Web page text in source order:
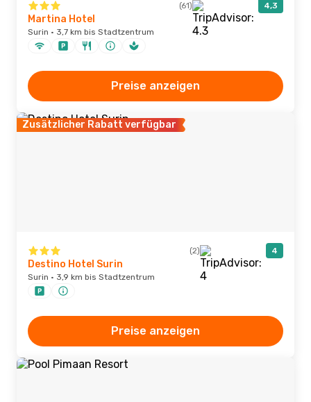
(61) 4,3
Martina Hotel
Surin · 3,7 km bis Stadtzentrum
Preise anzeigen
Zusätzlicher Rabatt verfügbar
(2) 4
Destino Hotel Surin
Surin · 3,9 km bis Stadtzentrum
Preise anzeigen